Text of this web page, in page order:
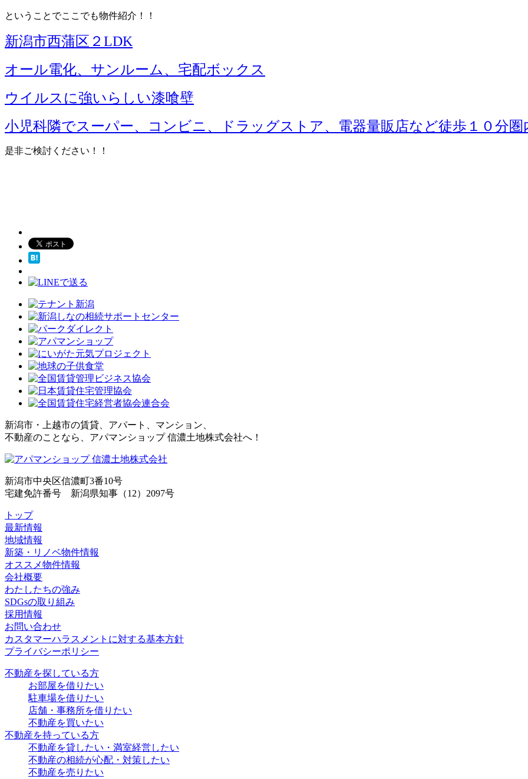
ということでここでも物件紹介！！
新潟市西蒲区２LDK
オール電化、サンルーム、宅配ボックス
ウイルスに強いらしい漆喰壁
小児科隣でスーパー、コンビニ、ドラッグストア、電器量販店など徒歩１０分圏
是非ご検討ください！！
新潟市・上越市の賃貸、アパート、マンション、
不動産のことなら、アパマンショップ 信濃土地株式会社へ！
新潟市中央区信濃町3番10号
宅建免許番号 新潟県知事（12）2097号
トップ
最新情報
地域情報
新築・リノベ物件情報
オススメ物件情報
会社概要
わたしたちの強み
SDGsの取り組み
採用情報
お問い合わせ
カスタマーハラスメントに対する基本方針
プライバシーポリシー
不動産を探している方
お部屋を借りたい
駐車場を借りたい
店舗・事務所を借りたい
不動産を買いたい
不動産を持っている方
不動産を貸したい・満室経営したい
不動産の相続が心配・対策したい
不動産を売りたい